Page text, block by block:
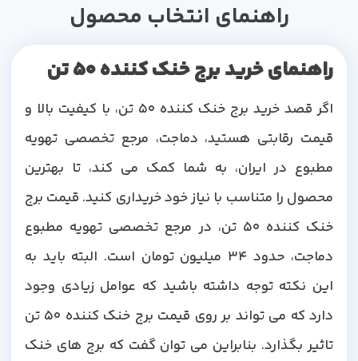
راهنمای انتخاب محصول
راهنمای خرید برج خنک کننده 50 تن
اگر قصد خرید برج خنک کننده 50 تن، با کیفیت بالا و
قیمت رقابتی هستید، دماجت، مرجع تخصصی تهویه
مطبوع در ایران، به شما کمک می کند، تا بهترین
محصول را متناسب با نیاز خود خریداری کنید. قیمت برج
خنک کننده 50 تن، در مرجع تخصصی تهویه مطبوع
دماجت، حدود 34 میلیون تومان است. البته باید به
این نکته توجه داشته باشید که عوامل زیادی وجود
دارد که می تواند بر روی قیمت برج خنک کننده 50 تن
تاثیر بگذارد. بنابراین می توان گفت که برج های خنک